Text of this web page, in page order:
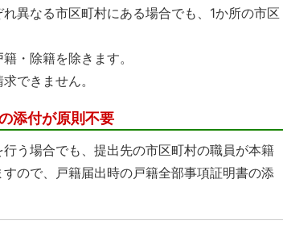
異なる市区町村にある場合でも、1か所の市区
・除籍を除きます。
できません。
添付が原則不要
う場合でも、提出先の市区町村の職員が本籍
ので、戸籍届出時の戸籍全部事項証明書の添